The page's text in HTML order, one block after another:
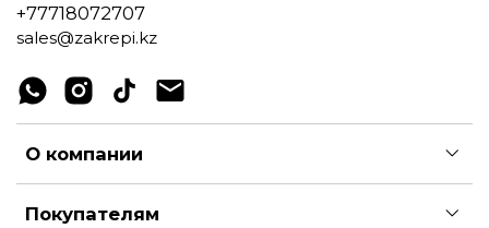
+77718072707
sales@zakrepi.kz
О компании
Покупателям